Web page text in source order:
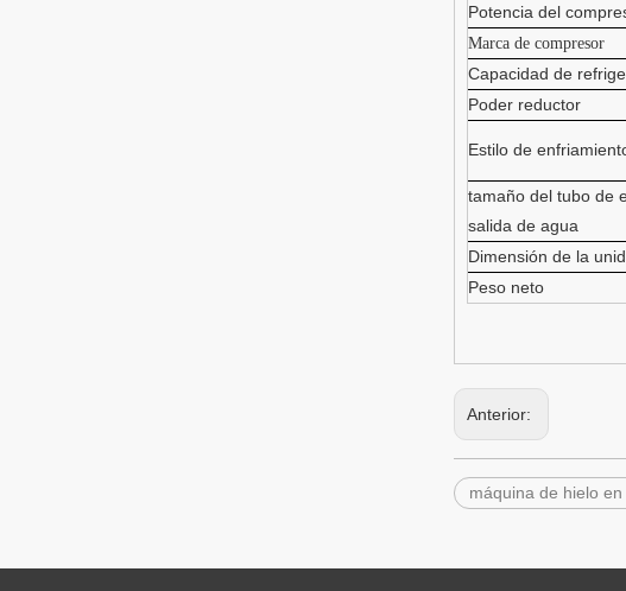
Potencia del
Marca de compresor
Capacidad de
Poder reductor
Estilo de
tamaño del tubo de
salida de agua
Dimensión de la
Peso neto
Anterior:
máquina de hielo